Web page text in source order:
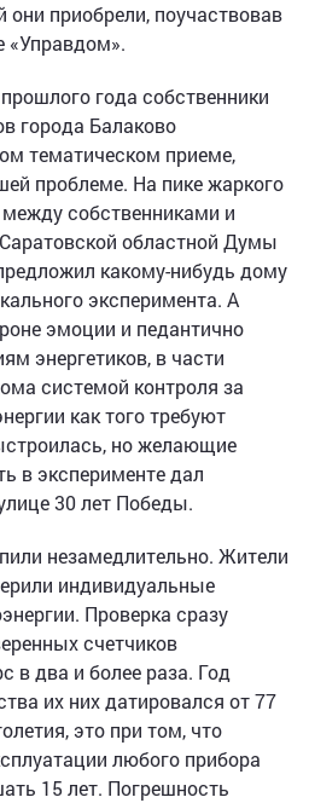
приобрели, поучаствовав
«Управдом».
года собственники
города Балаково
тематическом приеме,
проблеме. На пике жаркого
собственниками и
областной Думы
какому-нибудь дому
эксперимента. А
эмоции и педантично
энергетиков, в части
системой контроля за
как того требуют
но желающие
в эксперименте дал
30 лет Победы.
незамедлительно. Жители
индивидуальные
Проверка сразу
счетчиков
в два и более раза. Год
их них датировался от 77
это при том, что
любого прибора
15 лет. Погрешность